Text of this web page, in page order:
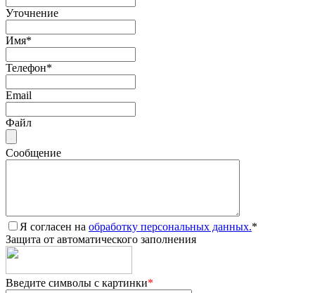
Уточнение
Имя*
Телефон*
Email
Файл
Сообщение
Я согласен на обработку персональных данных.*
Защита от автоматического заполнения
Введите символы с картинки*